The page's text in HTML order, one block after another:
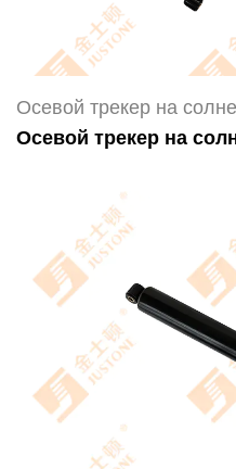
Осевой трекер на
Осевой трекер на